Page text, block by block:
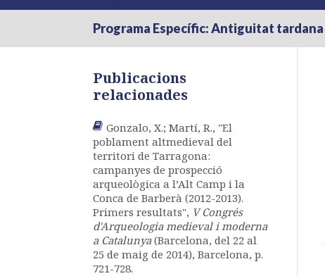
Programa Específic: Antiguitat tardana
Publicacions
relacionades
Gonzalo, X.; Martí, R., "El
poblament altmedieval del
territori de Tarragona:
campanyes de prospecció
arqueològica a l’Alt Camp i la
Conca de Barberà (2012-2013).
Primers resultats", V Congrés
d'Arqueologia medieval i moderna
a Catalunya(Barcelona, del 22 al
25 de maig de 2014), Barcelona, p.
721-728.